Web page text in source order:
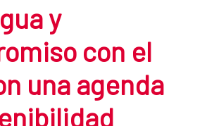
y
con el
una agenda